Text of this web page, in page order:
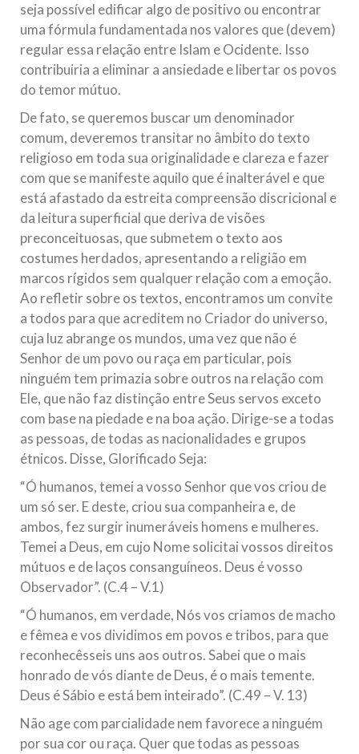
seja possível edificar algo de positivo ou encontrar
uma fórmula fundamentada nos valores que (devem)
regular essa relação entre Islam e Ocidente. Isso
contribuiria a eliminar a ansiedade e libertar os povos
do temor mútuo.
De fato, se queremos buscar um denominador
comum, deveremos transitar no âmbito do texto
religioso em toda sua originalidade e clareza e fazer
com que se manifeste aquilo que é inalterável e que
está afastado da estreita compreensão discricional e
da leitura superficial que deriva de visões
preconceituosas, que submetem o texto aos
costumes herdados, apresentando a religião em
marcos rígidos sem qualquer relação com a emoção.
Ao refletir sobre os textos, encontramos um convite
a todos para que acreditem no Criador do universo,
cuja luz abrange os mundos, uma vez que não é
Senhor de um povo ou raça em particular, pois
ninguém tem primazia sobre outros na relação com
Ele, que não faz distinção entre Seus servos exceto
com base na piedade e na boa ação. Dirige-se a todas
as pessoas, de todas as nacionalidades e grupos
étnicos. Disse, Glorificado Seja:
“Ó humanos, temei a vosso Senhor que vos criou de
um só ser. E deste, criou sua companheira e, de
ambos, fez surgir inumeráveis homens e mulheres.
Temei a Deus, em cujo Nome solicitai vossos direitos
mútuos e de laços consanguíneos. Deus é vosso
Observador”. (C.4 – V.1)
“Ó humanos, em verdade, Nós vos criamos de macho
e fêmea e vos dividimos em povos e tribos, para que
reconhecêsseis uns aos outros. Sabei que o mais
honrado de vós diante de Deus, é o mais temente.
Deus é Sábio e está bem inteirado”. (C.49 – V. 13)
Não age com parcialidade nem favorece a ninguém
por sua cor ou raça. Quer que todas as pessoas